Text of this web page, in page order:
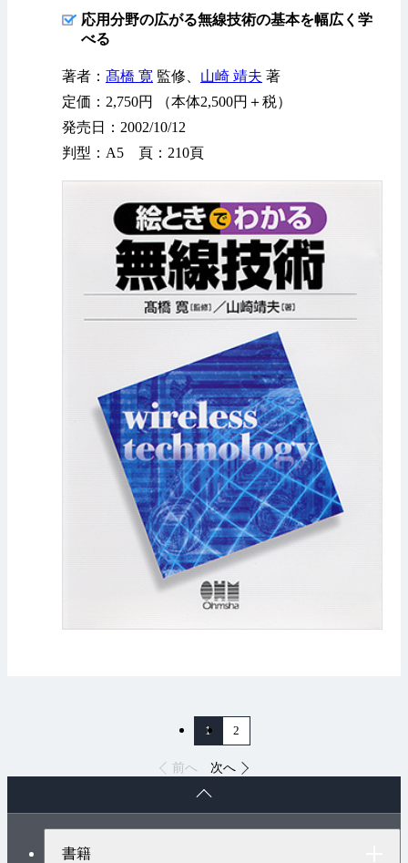
応用分野の広がる無線技術の基本を幅広く学
べる
著者： 髙橋 寛 監修、 山崎 靖夫 著
定価：2,750円 （本体2,500円＋税）
発売日：2002/10/12
判型：A5 頁：210頁
前へ
1 2
次へ
書籍